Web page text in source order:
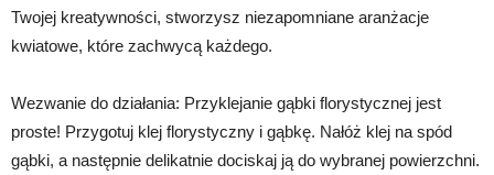
Twojej kreatywności, stworzysz niezapomniane aranżacje
kwiatowe, które zachwycą każdego.
Wezwanie do działania: Przyklejanie gąbki florystycznej jest
proste! Przygotuj klej florystyczny i gąbkę. Nałóż klej na spód
gąbki, a następnie delikatnie dociskaj ją do wybranej powierzchni.